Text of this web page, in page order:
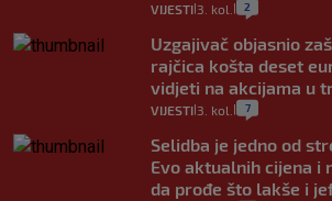
VIJESTI 3. kol. 2
Uzgajivač objasnio
rajčica košta deset
vidjeti na akcijama u
VIJESTI 3. kol. 7
Selidba je jedno od
Evo aktualnih cijena i
da prođe što lakše i